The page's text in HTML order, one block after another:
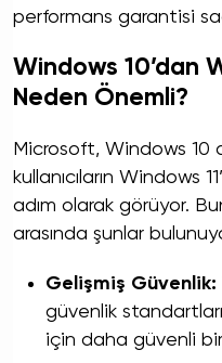
performans garantisi
Windows 10’dan
Neden Önemli?
Microsoft, Windows 10
kullanıcıların Windows
adım olarak görüyor.
arasında şunlar
Gelişmiş Güvenlik:
güvenlik
için daha güvenli bir